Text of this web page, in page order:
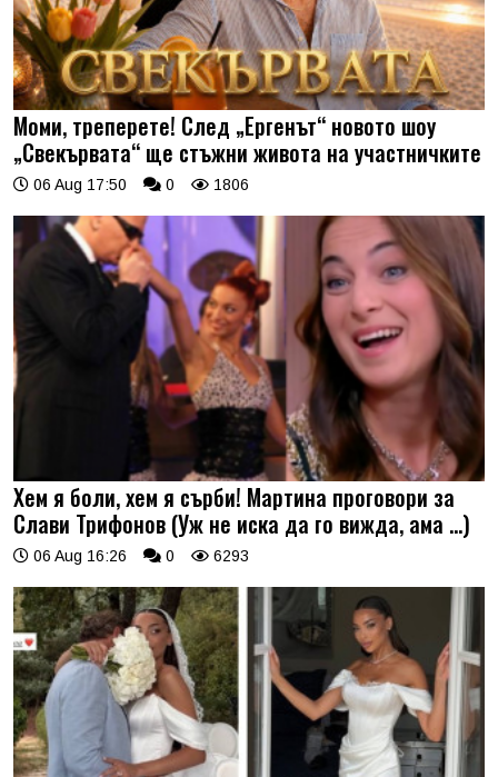
Моми, треперете! След „Ергенът“ новото шоу
„Свекървата“ ще стъжни живота на участничките
06 Aug 17:50 0 1806
Хем я боли, хем я сърби! Мартина проговори за
Слави Трифонов (Уж не иска да го вижда, ама …)
06 Aug 16:26 0 6293